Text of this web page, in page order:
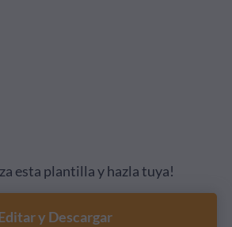
esta plantilla y hazla tuya!
y Descargar